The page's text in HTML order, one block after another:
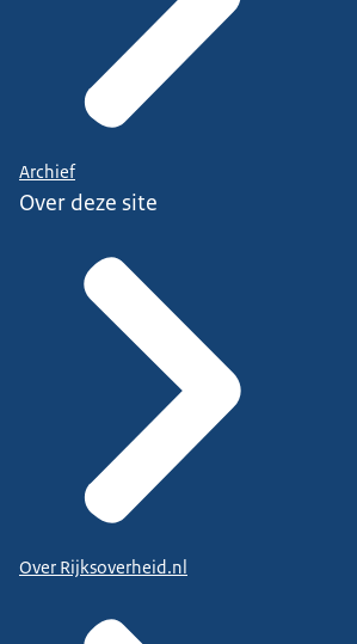
Archief
Over deze site
Over Rijksoverheid.nl